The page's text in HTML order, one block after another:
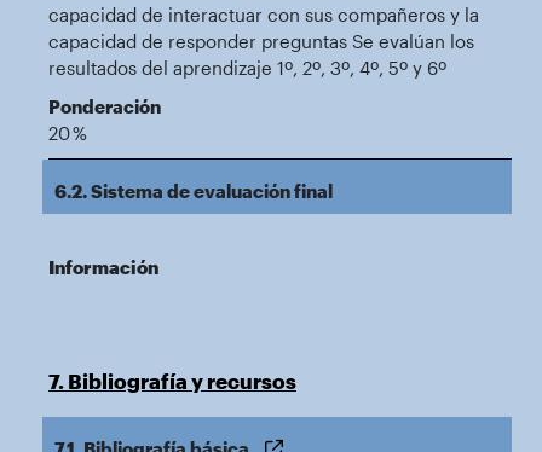
capacidad de interactuar con sus compañeros y la
capacidad de responder preguntas Se evalúan los
resultados del aprendizaje 1º, 2º, 3º, 4º, 5º y 6º
Ponderación
20 %
6.2. Sistema de evaluación final
Información
7. Bibliografía y recursos